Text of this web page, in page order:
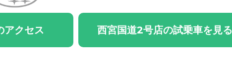
アクセス 西宮国道2号店の試乗車を見る